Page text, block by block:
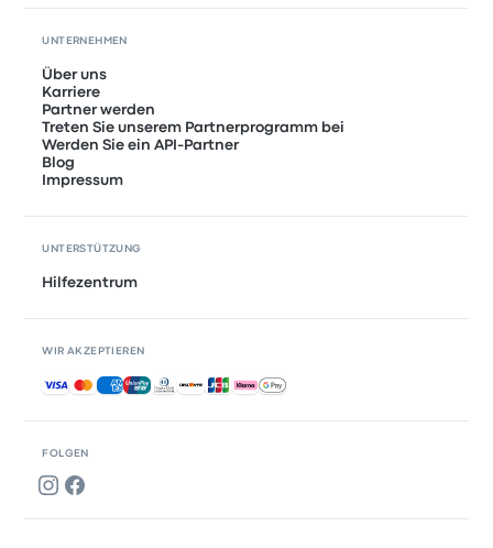
FOLGEN
UNTERNEHMEN
Über uns
Karriere
Partner werden
Treten Sie unserem Partnerprogramm bei
Werden Sie ein API-Partner
Blog
Impressum
UNTERSTÜTZUNG
Hilfezentrum
WIR AKZEPTIEREN
Akzeptierte Zahlungsmethoden